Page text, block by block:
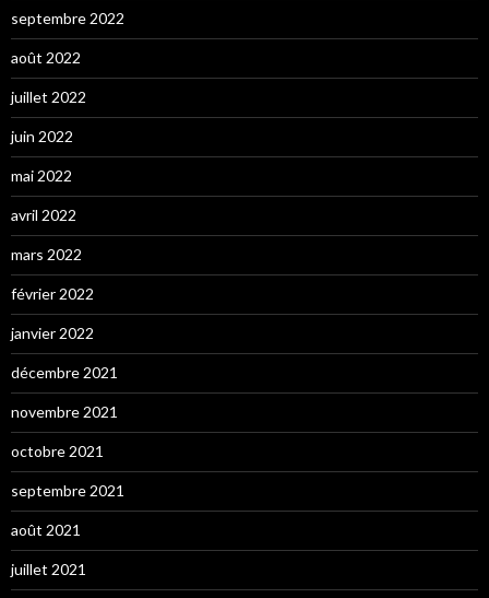
septembre 2022
août 2022
juillet 2022
juin 2022
mai 2022
avril 2022
mars 2022
février 2022
janvier 2022
décembre 2021
novembre 2021
octobre 2021
septembre 2021
août 2021
juillet 2021